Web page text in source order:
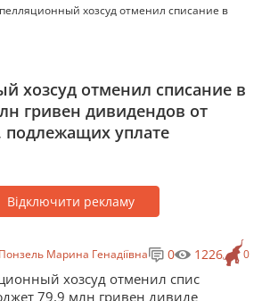
хозсуд отменил списание в
хозсуд отменил списание в
гривен дивидендов от
подлежащих уплате
Відключити рекламу
Понзель Марина Генадіївна 0
0 1226